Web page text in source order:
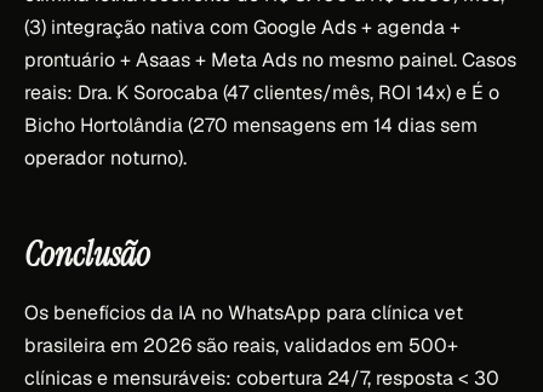
(3) integração nativa com Google Ads + agenda +
prontuário + Asaas + Meta Ads no mesmo painel. Casos
reais: Dra. K Sorocaba (47 clientes/mês, ROI 14x) e É o
Bicho Hortolândia (270 mensagens em 14 dias sem
operador noturno).
Conclusão
Os benefícios da IA no WhatsApp para clínica vet
brasileira em 2026 são reais, validados em 500+
clínicas e mensuráveis: cobertura 24/7, resposta < 30